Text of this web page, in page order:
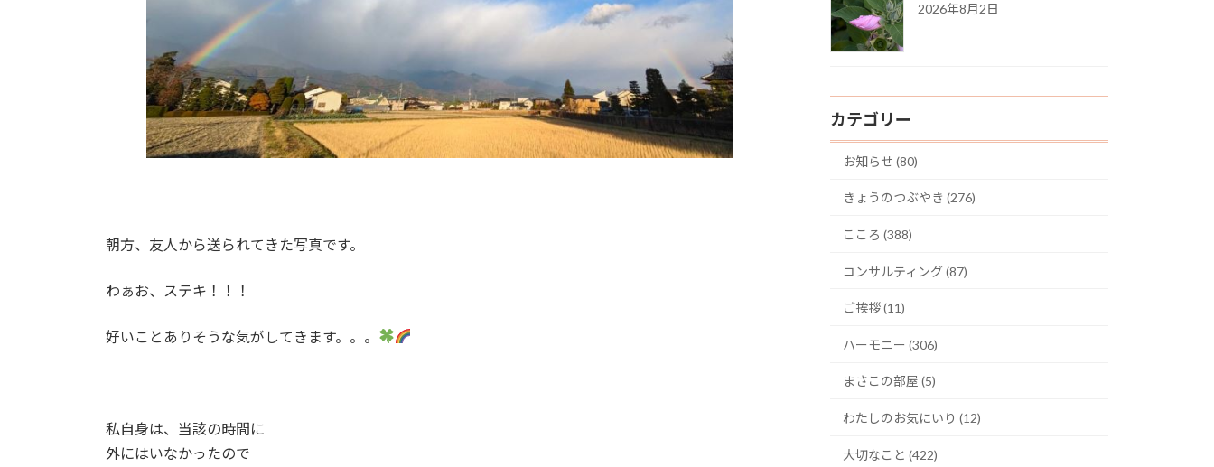
朝方、友人から送られてきた写真です。
わぁお、ステキ！！！
好いことありそうな気がしてきます。。。
私自身は、当該の時間に
外にはいなかったので
2026年8月2日
カテゴリー
お知らせ (80)
きょうのつぶやき (276)
こころ (388)
コンサルティング (87)
ご挨拶 (11)
ハーモニー (306)
まさこの部屋 (5)
わたしのお気にいり (12)
大切なこと (422)